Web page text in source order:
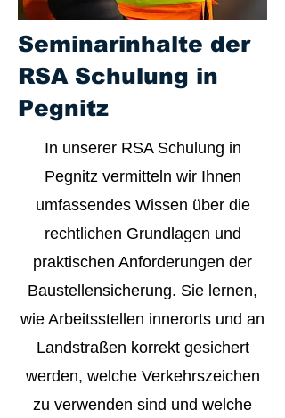
Seminarinhalte der
RSA Schulung in
Pegnitz
In unserer RSA Schulung in
Pegnitz vermitteln wir Ihnen
umfassendes Wissen über die
rechtlichen Grundlagen und
praktischen Anforderungen der
Baustellensicherung. Sie lernen,
wie Arbeitsstellen innerorts und an
Landstraßen korrekt gesichert
werden, welche Verkehrszeichen
zu verwenden sind und welche